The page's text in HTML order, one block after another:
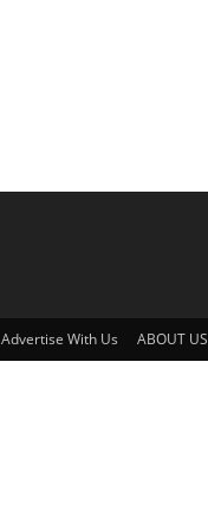
Advertise With Us ABOUT US